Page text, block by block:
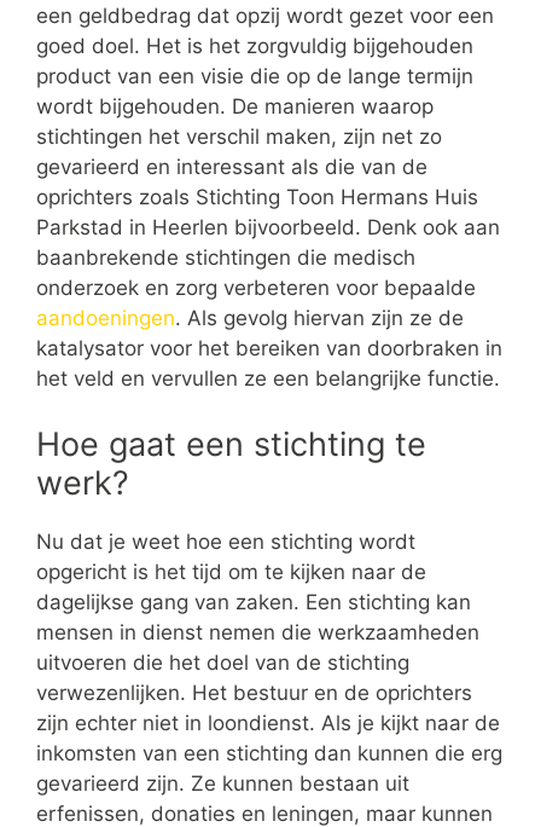
een geldbedrag dat opzij wordt gezet voor een
goed doel. Het is het zorgvuldig bijgehouden
product van een visie die op de lange termijn
wordt bijgehouden. De manieren waarop
stichtingen het verschil maken, zijn net zo
gevarieerd en interessant als die van de
oprichters zoals Stichting Toon Hermans Huis
Parkstad in Heerlen bijvoorbeeld. Denk ook aan
baanbrekende stichtingen die medisch
onderzoek en zorg verbeteren voor bepaalde
aandoeningen. Als gevolg hiervan zijn ze de
katalysator voor het bereiken van doorbraken in
het veld en vervullen ze een belangrijke functie.
Hoe gaat een stichting te
werk?
Nu dat je weet hoe een stichting wordt
opgericht is het tijd om te kijken naar de
dagelijkse gang van zaken. Een stichting kan
mensen in dienst nemen die werkzaamheden
uitvoeren die het doel van de stichting
verwezenlijken. Het bestuur en de oprichters
zijn echter niet in loondienst. Als je kijkt naar de
inkomsten van een stichting dan kunnen die erg
gevarieerd zijn. Ze kunnen bestaan uit
erfenissen, donaties en leningen, maar kunnen